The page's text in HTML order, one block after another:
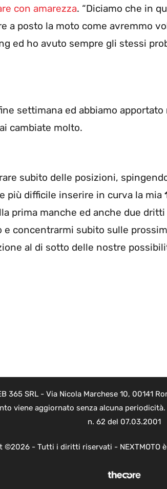
con amarezza. “Diciamo che in
a posto la moto come avremmo
ed ho avuto sempre gli stessi
settimana ed abbiamo apportato
cambiate molto.
subito delle posizioni,
più difficile inserire in curva la mia
prima manche ed anche due
concentrarmi subito sulle
al di sotto delle nostre
365 SRL - Via Nicola Marchese 10, 00141
viene aggiornato senza alcuna
n. 62 del 07.03.2001
©2026 - Tutti i diritti riservati - NEXTMOTO